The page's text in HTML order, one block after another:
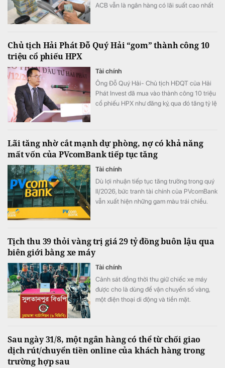
ACB vẫn là ngân hàng có lãi suất cao nhất
Chủ tịch Hải Phát Đỗ Quý Hải “gom” thành công 10
triệu cổ phiếu HPX
Tài chính
Ông Đỗ Quý Hải- Chủ tịch HĐQT của Hải
Phát Invest đã mua vào thành công 10 triệu
cổ phiếu HPX như đăng ký, qua đó tăng tỷ lệ
Lãi tăng nhờ cắt mạnh dự phòng, nợ có khả năng
mất vốn của PVcomBank tiếp tục tăng
Tài chính
Dù lợi nhuận tiếp tục tăng trưởng trong quý
II/2026, bức tranh tài chính của PVcomBank
vẫn xuất hiện những gam màu trái chiều.
có khả năng mất vốn (nợ nhóm 5) tiếp tục
tăng gần 20%, lên sát 3.900 tỷ đồng.
Tịch thu 39 thỏi vàng trị giá 29 tỷ đồng buôn lậu qua
biên giới bằng xe máy
Tài chính
Cảnh sát đồng thời thu giữ chiếc xe máy
được cho là dùng để vận chuyển số vàng,
một điện thoại di động và tiền mặt.
Sau ngày 31/8, một ngân hàng có thể từ chối giao
dịch rút/chuyển tiền online của khách hàng trong
trường hợp sau